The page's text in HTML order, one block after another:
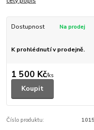
Dostupnost
K prohlédnutí v prodejně.
1 500 Kč/ks
Koupit
Číslo produktu: